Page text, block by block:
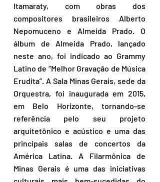
Itamaraty, com obras dos
compositores brasileiros Alberto
Nepomuceno e Almeida Prado. O
álbum de Almeida Prado, lançado
neste ano, foi indicado ao Grammy
Latino de “Melhor Gravação de Música
Erudita”. A Sala Minas Gerais, sede da
Orquestra, foi inaugurada em 2015,
em Belo Horizonte, tornando-se
referência pelo seu projeto
arquitetônico e acústico e uma das
principais salas de concertos da
América Latina. A Filarmônica de
Minas Gerais é uma das iniciativas